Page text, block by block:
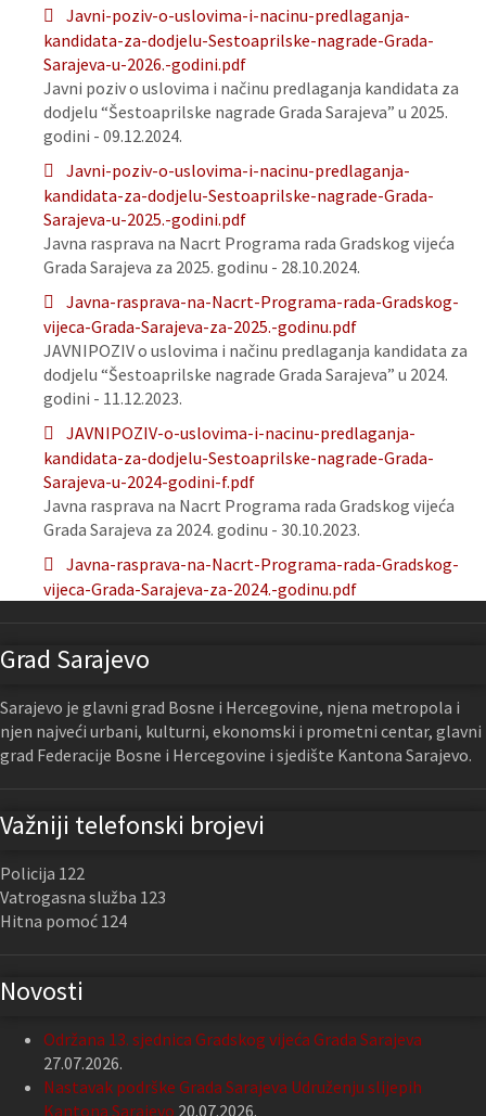
Javni-poziv-o-uslovima-i-nacinu-predlaganja-
kandidata-za-dodjelu-Sestoaprilske-nagrade-Grada-
Sarajeva-u-2026.-godini.pdf
Javni poziv o uslovima i načinu predlaganja kandidata za
dodjelu “Šestoaprilske nagrade Grada Sarajeva” u 2025.
godini - 09.12.2024.
Javni-poziv-o-uslovima-i-nacinu-predlaganja-
kandidata-za-dodjelu-Sestoaprilske-nagrade-Grada-
Sarajeva-u-2025.-godini.pdf
Javna rasprava na Nacrt Programa rada Gradskog vijeća
Grada Sarajeva za 2025. godinu - 28.10.2024.
Javna-rasprava-na-Nacrt-Programa-rada-Gradskog-
vijeca-Grada-Sarajeva-za-2025.-godinu.pdf
JAVNIPOZIV o uslovima i načinu predlaganja kandidata za
dodjelu “Šestoaprilske nagrade Grada Sarajeva” u 2024.
godini - 11.12.2023.
JAVNIPOZIV-o-uslovima-i-nacinu-predlaganja-
kandidata-za-dodjelu-Sestoaprilske-nagrade-Grada-
Sarajeva-u-2024-godini-f.pdf
Javna rasprava na Nacrt Programa rada Gradskog vijeća
Grada Sarajeva za 2024. godinu - 30.10.2023.
Javna-rasprava-na-Nacrt-Programa-rada-Gradskog-
vijeca-Grada-Sarajeva-za-2024.-godinu.pdf
Grad Sarajevo
Sarajevo je glavni grad Bosne i Hercegovine, njena metropola i
njen najveći urbani, kulturni, ekonomski i prometni centar, glavni
grad Federacije Bosne i Hercegovine i sjedište Kantona Sarajevo.
Važniji telefonski brojevi
Policija 122
Vatrogasna služba 123
Hitna pomoć 124
Novosti
Održana 13. sjednica Gradskog vijeća Grada Sarajeva
27.07.2026.
Nastavak podrške Grada Sarajeva Udruženju slijepih
Kantona Sarajevo 20.07.2026.